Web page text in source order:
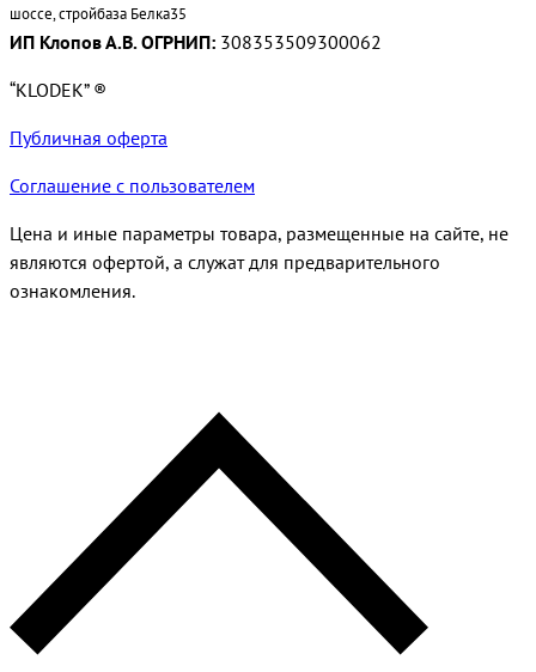
шоссе, стройбаза Белка35
ИП Клопов А.В. ОГРНИП: 308353509300062
“KLODEK” ®
Публичная оферта
Соглашение с пользователем
Цена и иные параметры товара, размещенные на сайте, не
являются офертой, а служат для предварительного
ознакомления.